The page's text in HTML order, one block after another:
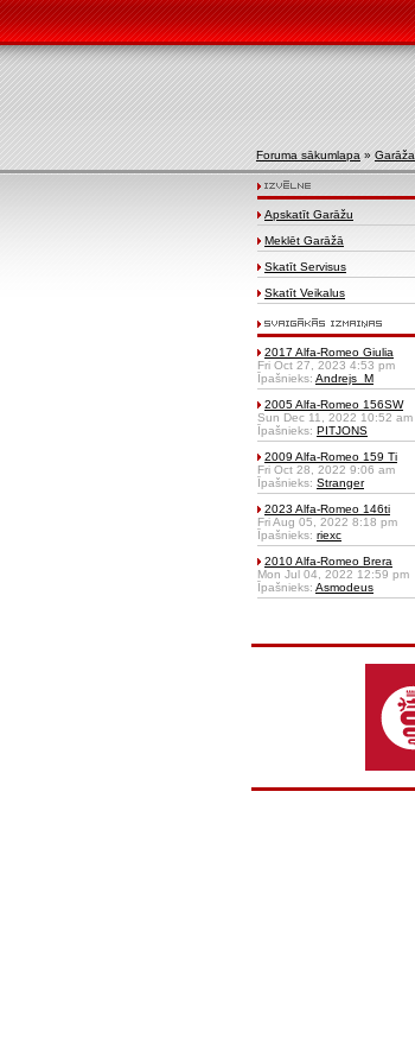
Foruma sākumlapa » Garāža
Apskatīt Garāžu
Meklēt Garāžā
Skatīt Servisus
Skatīt Veikalus
2017 Alfa-Romeo Giulia
Fri Oct 27, 2023 4:53 pm
Īpašnieks: Andrejs_M
2005 Alfa-Romeo 156SW
Sun Dec 11, 2022 10:52 am
Īpašnieks: PITJONS
2009 Alfa-Romeo 159 Ti
Fri Oct 28, 2022 9:06 am
Īpašnieks: Stranger
2023 Alfa-Romeo 146ti
Fri Aug 05, 2022 8:18 pm
Īpašnieks: riexc
2010 Alfa-Romeo Brera
Mon Jul 04, 2022 12:59 pm
Īpašnieks: Asmodeus